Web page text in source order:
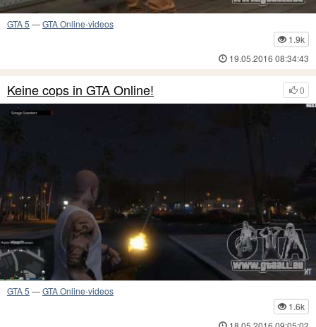
GTA 5 —GTA Online-videos
1.9k
19.05.2016 08:34:43
0
Keine cops in GTA Online!
GTA 5 —GTA Online-videos
1.6k